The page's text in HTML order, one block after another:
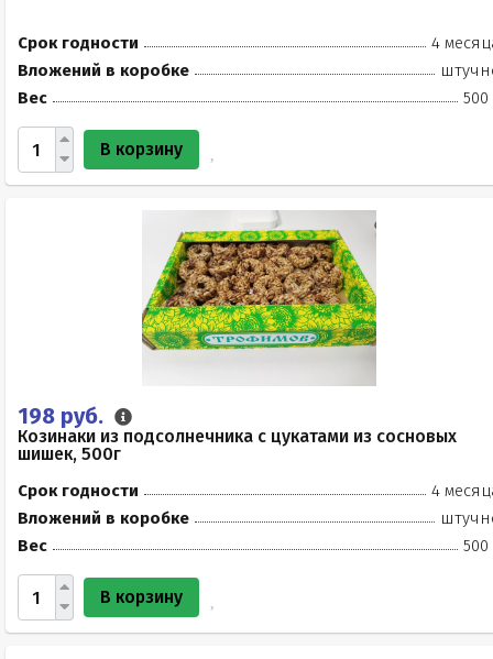
Срок годности
4
Вложений в коробке
Вес
500
В корзину
198 руб.
Козинаки из подсолнечника с цукатами из сосновых
шишек, 500г
Срок годности
4
Вложений в коробке
Вес
500
В корзину